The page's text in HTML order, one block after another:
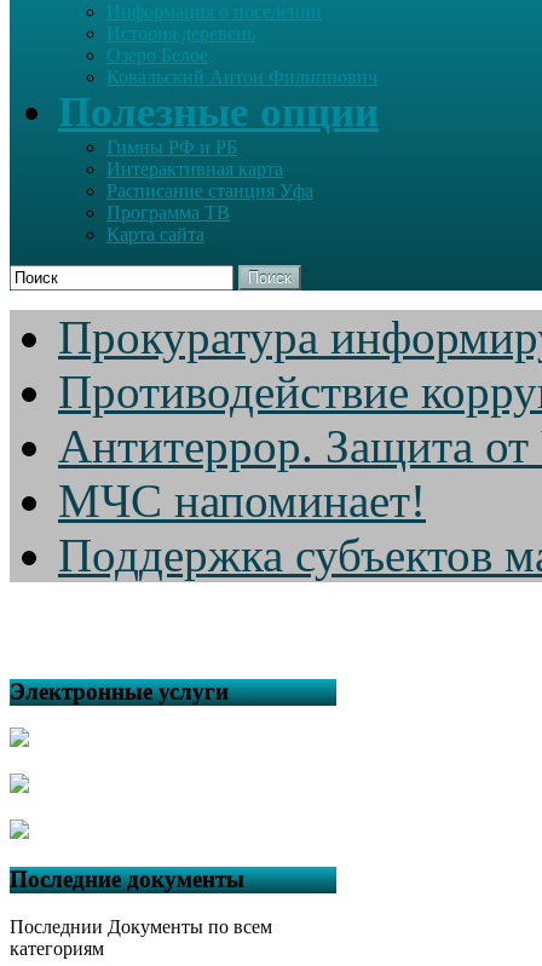
Информация о поселении
История деревень
Озеро Белое
Ковальский Антон Филиппович
Полезные опции
Гимны РФ и РБ
Интерактивная карта
Расписание станция Уфа
Программа ТВ
Карта сайта
Поиск
Прокуратура
Противодействие
Антитеррор. Защита
МЧС напоминает!
Поддержка субъектов
Электронные услуги
Последние документы
Последнии Документы по всем
категориям